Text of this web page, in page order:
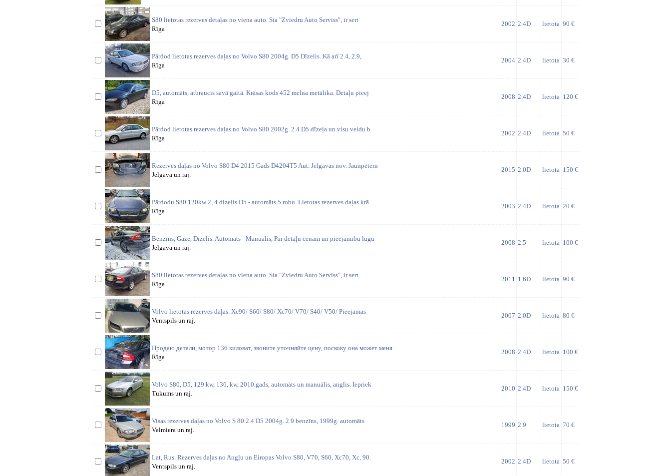
S80 lietotas rezerves detaļas no viena auto. Sia "Zviedru Auto Serviss", ir sert
Rīga
2002 2.4D lietota 90 €
Pārdod lietotas rezerves daļas no Volvo S80 2004g. D5 Dīzelis. Kā arī 2.4, 2.9,
Rīga
2004 2.4D lietota 30 €
D5, automāts, atbraucis savā gaitā. Krāsas kods 452 melna metālika. Detaļu pieej
Rīga
2008 2.4D lietota 120 €
Pārdod lietotas rezerves daļas no Volvo S80.2002g. 2.4 D5 dīzeļa un visu veidu b
Rīga
2002 2.4D lietota 50 €
Rezerves daļas no Volvo S80 D4 2015 Gads D4204T5 Aut. Jelgavas nov. Jaunpētern
Jelgava un raj.
2015 2.0D lietota 150 €
Pārdodu S80 120kw 2, 4 dizelis D5 - automāts 5 robu. Lietotas rezerves daļas krā
Rīga
2003 2.4D lietota 20 €
Benzīns, Gāze, Dīzelis. Automāts - Manuālis, Par detaļu cenām un pieejamību lūgu
Jelgava un raj.
2008 2.5 lietota 100 €
S80 lietotas rezerves detaļas no viena auto. Sia "Zviedru Auto Serviss", ir sert
Rīga
2011 1.6D lietota 90 €
Volvo lietotas rezerves daļas. Xc90/ S60/ S80/ Xc70/ V70/ S40/ V50/ Pieejamas
Ventspils un raj.
2007 2.0D lietota 80 €
Продаю детали, мотор 136 киловат, звоните уточняйте цену, поскоку она может меня
Rīga
2008 2.4D lietota 100 €
Volvo S80, D5, 129 kw, 136, kw, 2010.gads, automāts un manuālis, anglis. Iepriek
Tukums un raj.
2010 2.4D lietota 150 €
Visas rezerves daļas no Volvo S 80 2.4 D5 2004g. 2.9 benzīns, 1999g. automāts
Valmiera un raj.
1999 2.9 lietota 70 €
Lat, Rus. Rezerves daļas no Angļu un Eiropas Volvo S80, V70, S60, Xc70, Xc, 90.
Ventspils un raj.
2002 2.4D lietota 50 €